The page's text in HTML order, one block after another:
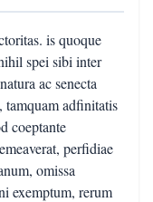
is quoque
spei sibi inter
ac senecta
tamquam adfinitatis
coeptante
perfidiae
omissa
exemptum, rerum